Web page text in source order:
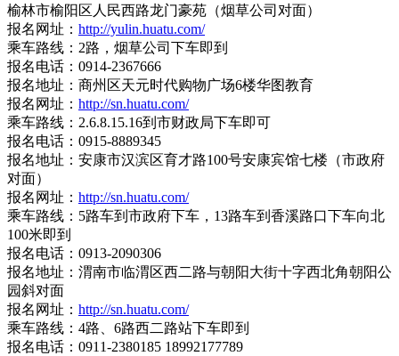
榆林市榆阳区人民西路龙门豪苑（烟草公司对面）
报名网址： http://yulin.huatu.com/
乘车路线：2路，烟草公司下车即到
报名电话：0914-2367666
报名地址：商州区天元时代购物广场6楼华图教育
报名网址： http://sn.huatu.com/
乘车路线：2.6.8.15.16到市财政局下车即可
报名电话：0915-8889345
报名地址：安康市汉滨区育才路100号安康宾馆七楼（市政府
对面）
报名网址： http://sn.huatu.com/
乘车路线：5路车到市政府下车，13路车到香溪路口下车向北
100米即到
报名电话：0913-2090306
报名地址：渭南市临渭区西二路与朝阳大街十字西北角朝阳公
园斜对面
报名网址： http://sn.huatu.com/
乘车路线：4路、6路西二路站下车即到
报名电话：0911-2380185 18992177789